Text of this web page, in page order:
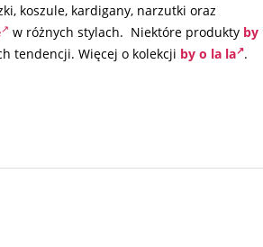
koszule, kardigany, narzutki oraz
w różnych stylach. Niektóre produkty by
tendencji. Więcej o kolekcji by o la la .